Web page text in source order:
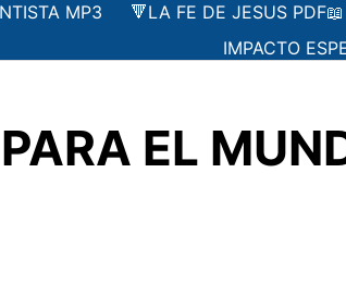
MP3 🔻LA FE DE JESUS PDF📖
IMPACTO
EL